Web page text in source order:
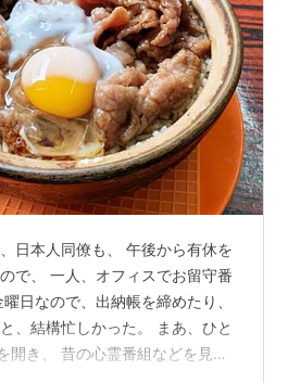
日本人同僚も、 午後から有休を
で、 一人、オフィスでお留守番
日なので、出納帳を締めたり、
、結構忙しかった。 まあ、ひと
開き、 昔の心霊番組などを見な